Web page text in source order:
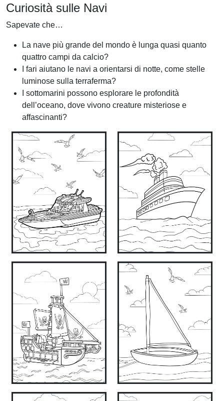
Curiosità sulle Navi
Sapevate che…
La nave più grande del mondo è lunga quasi quanto
quattro campi da calcio?
I fari aiutano le navi a orientarsi di notte, come stelle
luminose sulla terraferma?
I sottomarini possono esplorare le profondità
dell’oceano, dove vivono creature misteriose e
affascinanti?